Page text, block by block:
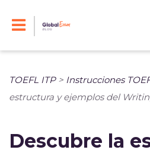
TOEFL ITP> Instrucciones
estructura y ejemplos del
Descubre la